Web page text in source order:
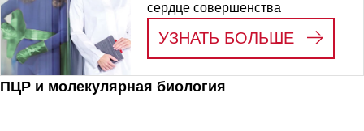
ПЦР и молекулярная биология
сердце совершенства
УЗНАТЬ БОЛЬШЕ: МЫ